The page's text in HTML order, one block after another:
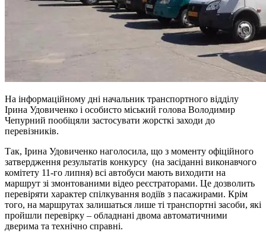
На інформаційному дні начальник транспортного відділу
Ірина Удовиченко і особисто міський голова Володимир
Чепурний пообіцяли застосувати жорсткі заходи до
перевізників.
Так, Ірина Удовиченко наголосила, що з моменту офіційного
затвердження результатів конкурсу (на засіданні виконавчого
комітету 11-го липня) всі автобуси мають виходити на
маршрут зі змонтованими відео реєстраторами. Це дозволить
перевіряти характер спілкування водіїв з пасажирами. Крім
того, на маршрутах залишаться лише ті транспортні засоби, які
пройшли перевірку – обладнані двома автоматичними
дверима та технічно справні.